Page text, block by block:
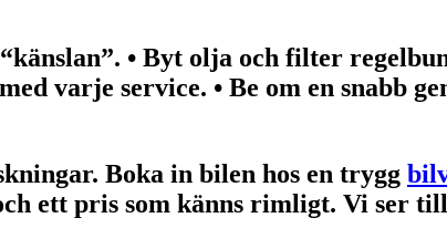
• Byt olja och filter
varje service. • Be om en snabb
Boka in bilen hos en trygg
ett pris som känns rimligt. Vi ser